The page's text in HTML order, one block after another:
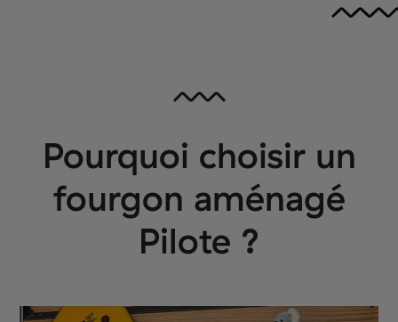
Pourquoi choisir un
fourgon aménagé
Pilote ?